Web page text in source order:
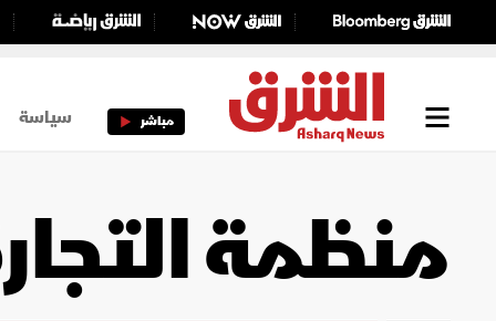
مباشر سياسة
منظمة